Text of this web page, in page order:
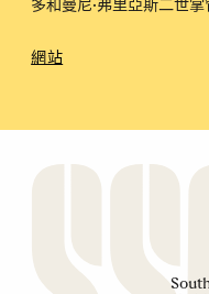
多和曼尼·弗里亞斯二世
網站